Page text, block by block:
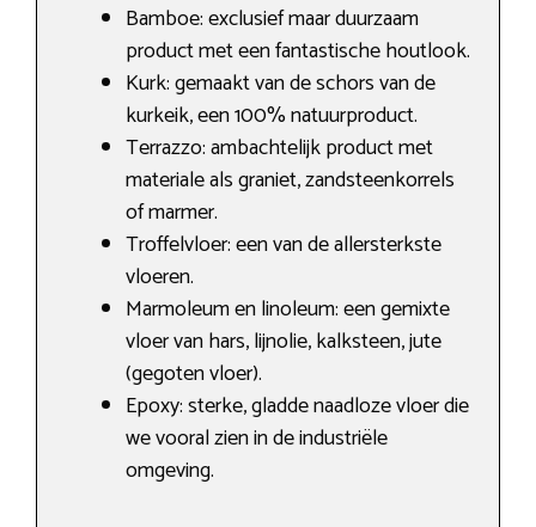
Bamboe: exclusief maar duurzaam
product met een fantastische houtlook.
Kurk: gemaakt van de schors van de
kurkeik, een 100% natuurproduct.
Terrazzo: ambachtelijk product met
materiale als graniet, zandsteenkorrels
of marmer.
Troffelvloer: een van de allersterkste
vloeren.
Marmoleum en linoleum: een gemixte
vloer van hars, lijnolie, kalksteen, jute
(gegoten vloer).
Epoxy: sterke, gladde naadloze vloer die
we vooral zien in de industriële
omgeving.